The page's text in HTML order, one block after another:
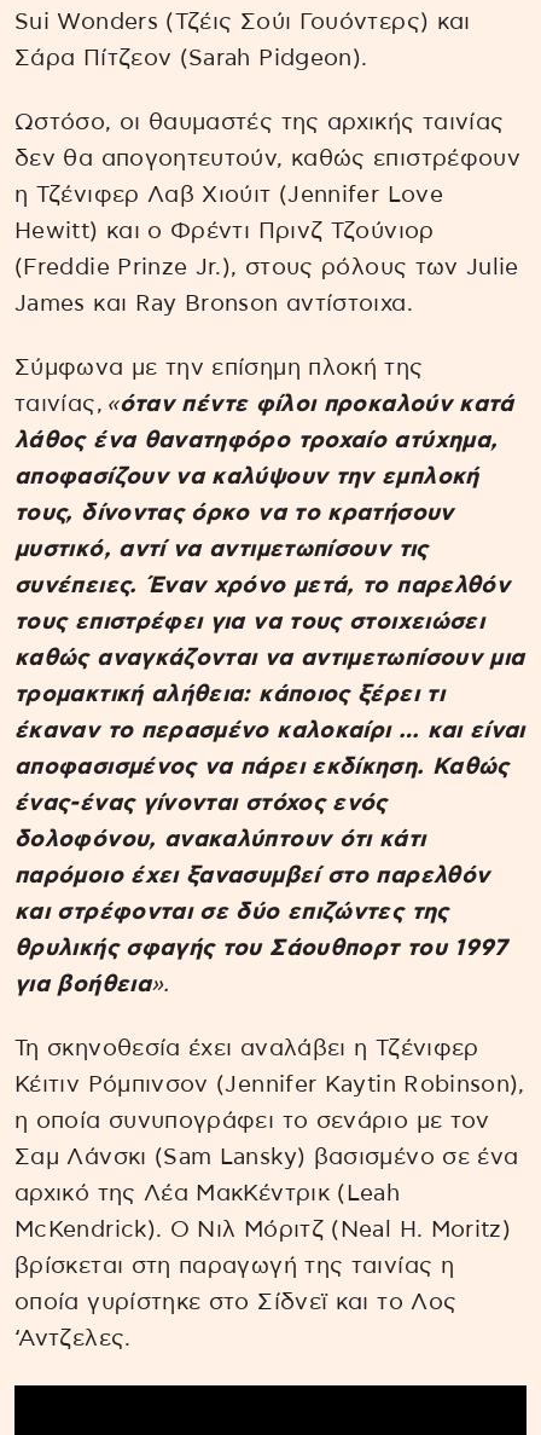
Sui Wonders (Τζέις Σούι Γουόντερς) και
Σάρα Πίτζεον (Sarah Pidgeon).
Ωστόσο, οι θαυμαστές της αρχικής ταινίας
δεν θα απογοητευτούν, καθώς επιστρέφουν
η Τζένιφερ Λαβ Χιούιτ (Jennifer Love
Hewitt) και ο Φρέντι Πρινζ Τζούνιορ
(Freddie Prinze Jr.), στους ρόλους των Julie
James και Ray Bronson αντίστοιχα.
Σύμφωνα με την επίσημη πλοκή της
ταινίας, «όταν πέντε φίλοι προκαλούν κατά
λάθος ένα θανατηφόρο τροχαίο ατύχημα,
αποφασίζουν να καλύψουν την εμπλοκή
τους, δίνοντας όρκο να το κρατήσουν
μυστικό, αντί να αντιμετωπίσουν τις
συνέπειες. Έναν χρόνο μετά, το παρελθόν
τους επιστρέφει για να τους στοιχειώσει
καθώς αναγκάζονται να αντιμετωπίσουν μια
τρομακτική αλήθεια: κάποιος ξέρει τι
έκαναν το περασμένο καλοκαίρι … και είναι
αποφασισμένος να πάρει εκδίκηση. Καθώς
ένας-ένας γίνονται στόχος ενός
δολοφόνου, ανακαλύπτουν ότι κάτι
παρόμοιο έχει ξανασυμβεί στο παρελθόν
και στρέφονται σε δύο επιζώντες της
θρυλικής σφαγής του Σάουθπορτ του 1997
για βοήθεια».
Τη σκηνοθεσία έχει αναλάβει η Τζένιφερ
Κέιτιν Ρόμπινσον (Jennifer Kaytin Robinson),
η οποία συνυπογράφει το σενάριο με τον
Σαμ Λάνσκι (Sam Lansky) βασισμένο σε ένα
αρχικό της Λέα ΜακΚέντρικ (Leah
McKendrick). Ο Νιλ Μόριτζ (Neal H. Moritz)
βρίσκεται στη παραγωγή της ταινίας η
οποία γυρίστηκε στο Σίδνεϊ και το Λος
‘Αντζελες.